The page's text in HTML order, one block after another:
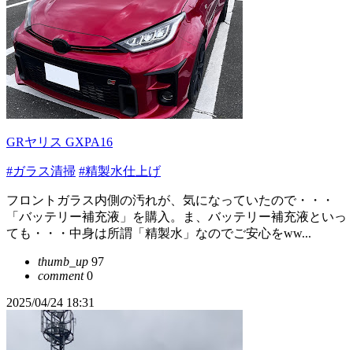
GRヤリス GXPA16
#ガラス清掃 #精製水仕上げ
フロントガラス内側の汚れが、気になっていたので・・・
「バッテリー補充液」を購入。ま、バッテリー補充液といっ
ても・・・中身は所謂「精製水」なのでご安心をww...
thumb_up 97
comment0
2025/04/24 18:31